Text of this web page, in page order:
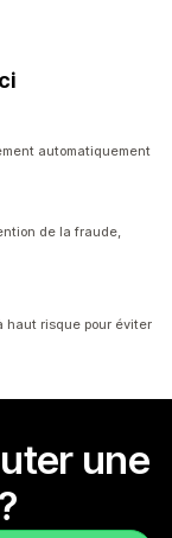
automatiquement
de la fraude,
haut risque pour éviter
une